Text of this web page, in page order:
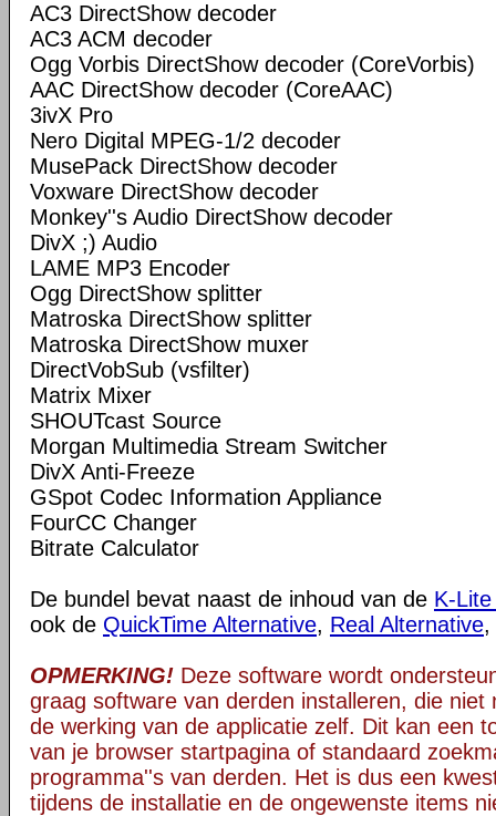
AC3 DirectShow decoder
AC3 ACM decoder
Ogg Vorbis DirectShow decoder (CoreVorbis)
AAC DirectShow decoder (CoreAAC)
3ivX Pro
Nero Digital MPEG-1/2 decoder
MusePack DirectShow decoder
Voxware DirectShow decoder
Monkey''s Audio DirectShow decoder
DivX ;) Audio
LAME MP3 Encoder
Ogg DirectShow splitter
Matroska DirectShow splitter
Matroska DirectShow muxer
DirectVobSub (vsfilter)
Matrix Mixer
SHOUTcast Source
Morgan Multimedia Stream Switcher
DivX Anti-Freeze
GSpot Codec Information Appliance
FourCC Changer
Bitrate Calculator
De bundel bevat naast de inhoud van de K-
ook de QuickTime Alternative, Real Alternative,
OPMERKING! Deze software wordt
graag software van derden installeren, die niet
de werking van de applicatie zelf. Dit kan een
van je browser startpagina of standaard
programma''s van derden. Het is dus een
tijdens de installatie en de ongewenste items